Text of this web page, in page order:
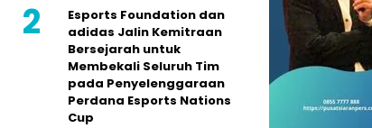
Esports Foundation dan
adidas Jalin Kemitraan
Bersejarah untuk
Membekali Seluruh Tim
pada Penyelenggaraan
Perdana Esports Nations
Cup